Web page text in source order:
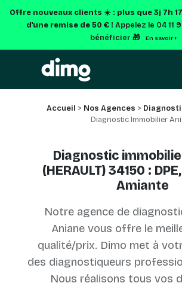
Offre nouveaux clients ☀️ : plus que 3j 7h
d'une remise de 50 € ! Appelez le 04 11
bénéficier 🎁
En savoir +
Accueil > Nos Agences >
Diagnostic Immobilier
Diagnostic
(HERAULT) 34150 :
Amiante
Notre agence de
Aniane vous offre le
qualité/prix. Dimo met à
des diagnostiqueurs
Nous réalisons tous vos